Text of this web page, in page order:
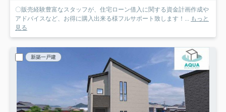
〇販売経験豊富なスタッフが、住宅ローン借入に関する資金計画作成や
アドバイスなど、お得に購入出来る様フルサポート致します！... もっと
見る
新築一戸建